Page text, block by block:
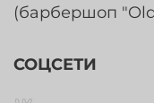
(барбершоп
СОЦСЕТИ